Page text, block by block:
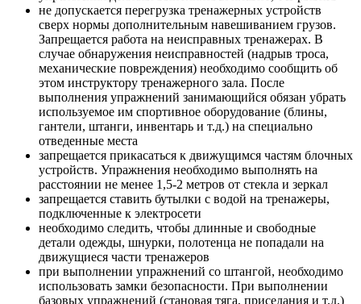
не допускается перегрузка тренажерных устройств
сверх нормы дополнительным навешиванием грузов.
Запрещается работа на неисправных тренажерах. В
случае обнаружения неисправностей (надрыв троса,
механические повреждения) необходимо сообщить об
этом инструктору тренажерного зала. После
выполнения упражнений занимающийся обязан убрать
используемое им спортивное оборудование (блины,
гантели, штанги, инвентарь и т.д.) на специально
отведенные места
запрещается прикасаться к движущимся частям блочных
устройств. Упражнения необходимо выполнять на
расстоянии не менее 1,5-2 метров от стекла и зеркал
запрещается ставить бутылки с водой на тренажеры,
подключенные к электросети
необходимо следить, чтобы длинные и свободные
детали одежды, шнурки, полотенца не попадали на
движущиеся части тренажеров
при выполнении упражнений со штангой, необходимо
использовать замки безопасности. При выполнении
базовых упражнений (становая тяга, приседания и т.д.)